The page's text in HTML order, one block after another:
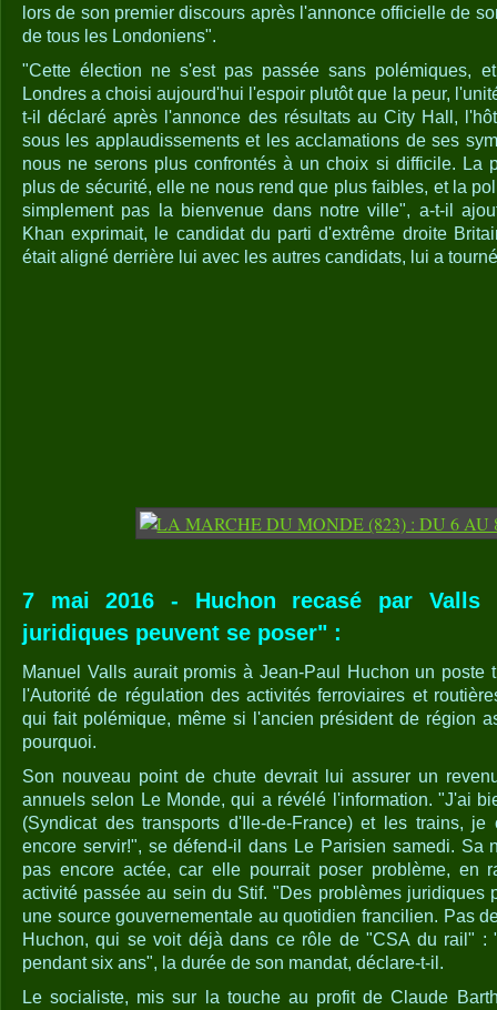
lors de son premier discours après l'annonce officielle de
de tous les Londoniens".
"Cette élection ne s'est pas passée sans polémiques,
Londres a choisi aujourd'hui l'espoir plutôt que la peur,
t-il déclaré après l'annonce des résultats au City Hall,
sous les applaudissements et les acclamations de ses
nous ne serons plus confrontés à un choix si difficile. La
plus de sécurité, elle ne nous rend que plus faibles, et la
simplement pas la bienvenue dans notre ville", a-t-il
Khan exprimait, le candidat du parti d'extrême droite
était aligné derrière lui avec les autres candidats, lui a
7 mai 2016 - Huchon recasé par Valls
juridiques peuvent se poser" :
Manuel Valls aurait promis à Jean-Paul Huchon un poste
l'Autorité de régulation des activités ferroviaires et
qui fait polémique, même si l'ancien président de région
pourquoi.
Son nouveau point de chute devrait lui assurer un
annuels selon Le Monde, qui a révélé l'information. "J'ai
(Syndicat des transports d'Ile-de-France) et les trains,
encore servir!", se défend-il dans Le Parisien samedi. Sa
pas encore actée, car elle pourrait poser problème, en
activité passée au sein du Stif. "Des problèmes juridiques
une source gouvernementale au quotidien francilien. Pas
Huchon, qui se voit déjà dans ce rôle de "CSA du rail" :
pendant six ans", la durée de son mandat, déclare-t-il.
Le socialiste, mis sur la touche au profit de Claude